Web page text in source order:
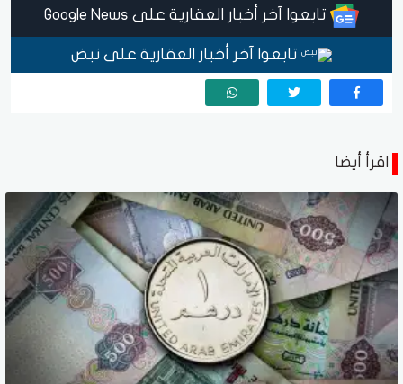
تابعوا آخر أخبار العقارية على Google News
تابعوا آخر أخبار العقارية على نبض
اقرأ أيضا